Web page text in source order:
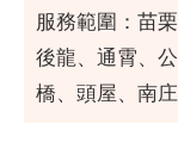
服務範圍： 苗
後龍、通霄、
橋、頭屋、南